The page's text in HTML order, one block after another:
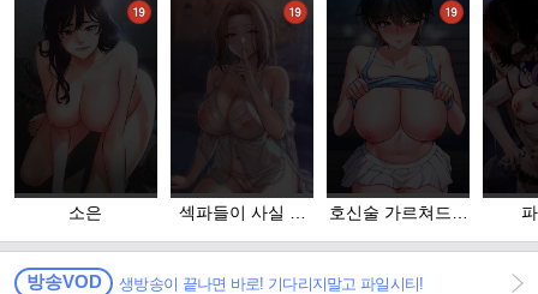
소은
섹파들이 사실 가
호신술 가르쳐드립
방송VOD 생방송이 끝나면 바로! 기다리지말고 파일시티!